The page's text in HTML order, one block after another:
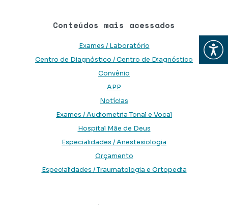
Abrir
Conteúdos mais acessados
Exames / Laboratório
Centro de Diagnóstico / Centro de Diagnóstico
Convênio
APP
Notícias
Exames / Audiometria Tonal e Vocal
Hospital Mãe de Deus
Especialidades / Anestesiologia
Orçamento
Especialidades / Traumatologia e Ortopedia